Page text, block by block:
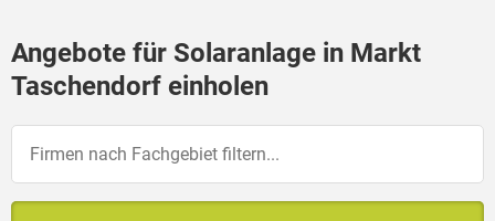
Angebote für Solaranlage in Markt
Taschendorf einholen